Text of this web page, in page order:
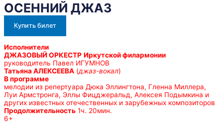
ОСЕННИЙ ДЖАЗ
Купить билет
Исполнители
ДЖАЗОВЫЙ ОРКЕСТР Иркутской филармонии
руководитель Павел ИГУМНОВ
Татьяна АЛЕКСЕЕВА (джаз-вокал)
В программе
мелодии из репертуара Дюка Эллингтона, Гленна Миллера,
Луи Армстронга, Эллы Фицджеральд, Алексея Подымкина и
других известных отечественных и зарубежных композиторов
Продолжительность 1ч. 20мин.
6+